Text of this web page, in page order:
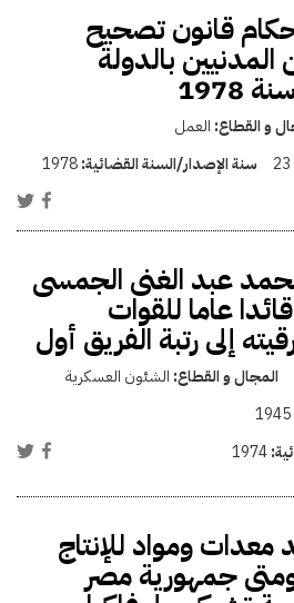
قانون تصحيح
المدنيين بالدولة
و القطاع: العمل
23 سنة الإصدار/السنة القضائية:1978
عبد الغنى الجمسى
عاما للقوات
إلى رتبة الفريق أول
المجال و القطاع: الشئون العسكرية
1945
1974
معدات ومواد للإنتاج
جمهورية مصر